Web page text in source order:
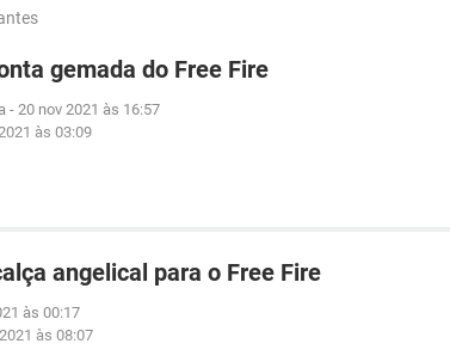
gemada do Free Fire
- 20 nov 2021 às 16:57
às 03:09
angelical para o Free Fire
às 00:17
às 08:07